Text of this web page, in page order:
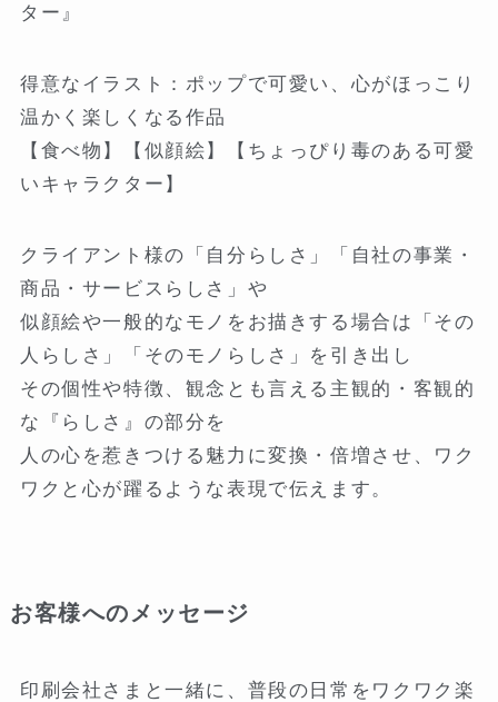
ター』
得意なイラスト：ポップで可愛い、心がほっこり
温かく楽しくなる作品
【食べ物】【似顔絵】【ちょっぴり毒のある可愛
いキャラクター】
クライアント様の「自分らしさ」「自社の事業・
商品・サービスらしさ」や
似顔絵や一般的なモノをお描きする場合は「その
人らしさ」「そのモノらしさ」を引き出し
その個性や特徴、観念とも言える主観的・客観的
な『らしさ』の部分を
人の心を惹きつける魅力に変換・倍増させ、ワク
ワクと心が躍るような表現で伝えます。
お客様へのメッセージ
印刷会社さまと一緒に、普段の日常をワクワク楽